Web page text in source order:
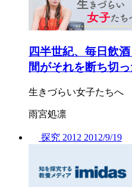
四半世紀、毎日飲
間がそれを断ち切
生きづらい女子たちへ
雨宮処凛
探究 2012 2012/9/19